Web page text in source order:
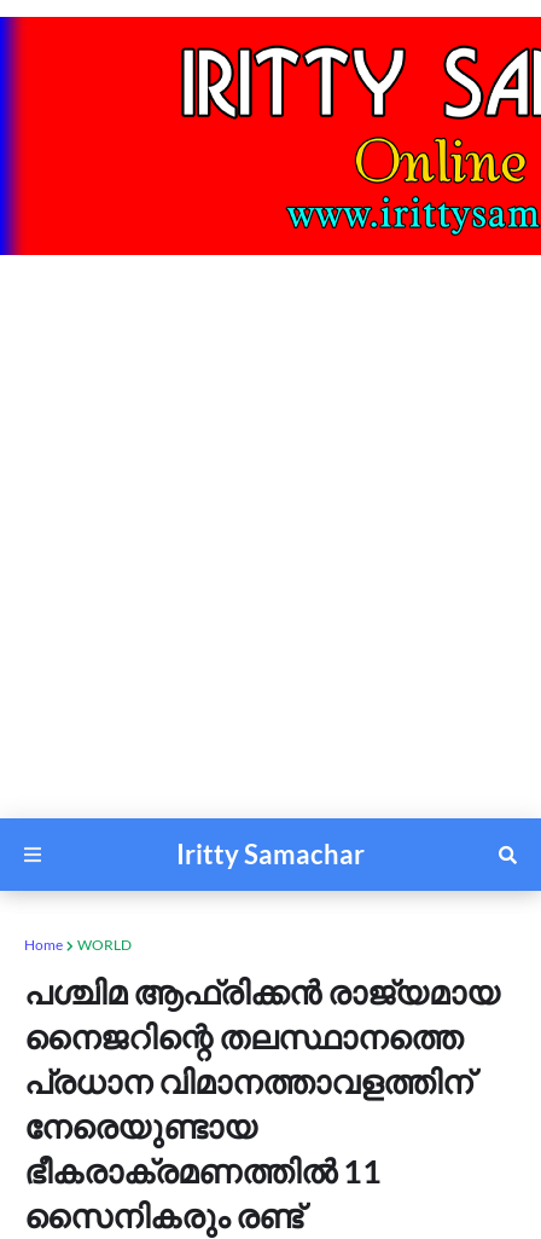
Iritty Samachar
Home WORLD
പശ്ചിമ ആഫ്രിക്കന്‍ രാജ്യമായ
നൈജറിന്റെ തലസ്ഥാനത്തെ
പ്രധാന വിമാനത്താവളത്തിന്
നേരെയുണ്ടായ
ഭീകരാക്രമണത്തില്‍ 11
സൈനികരും രണ്ട്